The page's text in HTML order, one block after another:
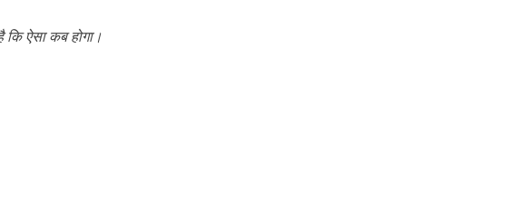
कि ऐसा कब होगा।